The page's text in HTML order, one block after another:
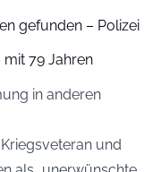
gefunden – Polizei
79 Jahren
in anderen
und